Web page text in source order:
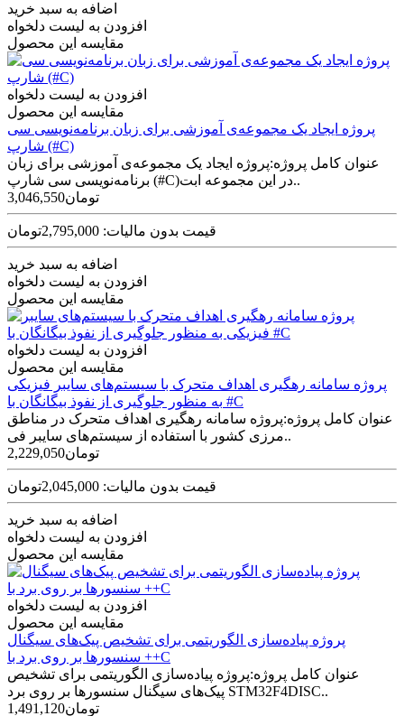
اضافه به سبد خرید
افزودن به لیست دلخواه
مقایسه این محصول
افزودن به لیست دلخواه
مقایسه این محصول
پروژه ایجاد یک مجموعه‌ی آموزشی برای زبان برنامه‌نویسی سی
شارپ (#C)
عنوان کامل پروژه:پروژه ایجاد یک مجموعه‌ی آموزشی برای زبان
برنامه‌نویسی سی شارپ (#C)در این مجموعه ابت..
3,046,550تومان
قیمت بدون مالیات: 2,795,000تومان
اضافه به سبد خرید
افزودن به لیست دلخواه
مقایسه این محصول
افزودن به لیست دلخواه
مقایسه این محصول
پروژه سامانه رهگیری اهداف متحرک با سیستم‌های سایبر فیزیکی
به‌ منظور جلوگیری از نفوذ بیگانگان با #C
عنوان کامل پروژه:پروژه سامانه رهگیری اهداف متحرک در مناطق
مرزی کشور با استفاده از سیستم‌های سایبر فی..
2,229,050تومان
قیمت بدون مالیات: 2,045,000تومان
اضافه به سبد خرید
افزودن به لیست دلخواه
مقایسه این محصول
افزودن به لیست دلخواه
مقایسه این محصول
پروژه پیاده‌سازی الگوریتمی برای تشخیص پیک‌های سیگنال
سنسورها بر روی برد با ++C
عنوان کامل پروژه:پروژه پیاده‌سازی الگوریتمی برای تشخیص
پیک‌های سیگنال سنسورها بر روی برد STM32F4DISC..
1,491,120تومان